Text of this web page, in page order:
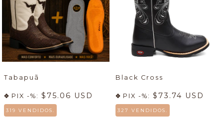
Tabapuã
PIX -%: $75.06 USD
319 VENDIDOS.
Black Cross
PIX -%: $73.74 USD
327 VENDIDOS.